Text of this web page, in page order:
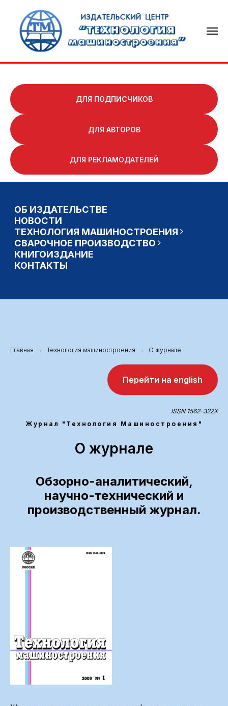
ДЛЯ ПОДПИСЧИКОВ
ДЛЯ АВТОРОВ
ДЛЯ РЕКЛАМОДАТЕЛЕЙ
ОБ ИЗДАТЕЛЬСТВЕ
НОВОСТИ
ТЕХНОЛОГИЯ МАШИНОСТРОЕНИЯ
СВАРОЧНОЕ ПРОИЗВОДСТВО
КНИГОИЗДАНИЕ
Главная → Технология машиностроения → О журнале
Перейти на english
ISSN 1562-322X
Журнал "Технология Машиностроения"
О журнале
Обзорно-аналитический,
научно-технический и
производственный журнал.